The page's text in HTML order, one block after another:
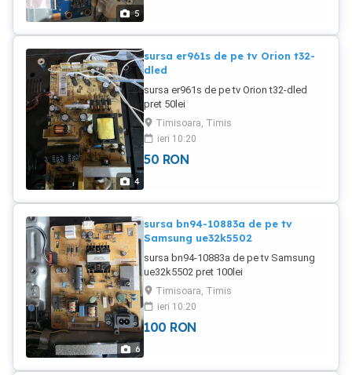
5
4
sursa er961s de pe tv Orion t32-
dled
sursa er961s de pe tv Orion t32-dled
pret 50lei
Timisoara, Timis
ieri 10:20
50 RON
6
sursa bn94-10883a de pe tv
Samsung ue32k5502
sursa bn94-10883a de pe tv Samsung
ue32k5502 pret 100lei
Timisoara, Timis
ieri 10:20
100 RON